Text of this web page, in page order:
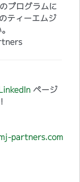
プログラムに
ティーエムジ
ページ
partners.com